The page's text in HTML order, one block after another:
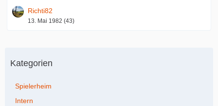
Richti82
13. Mai 1982 (43)
Kategorien
Spielerheim
Intern